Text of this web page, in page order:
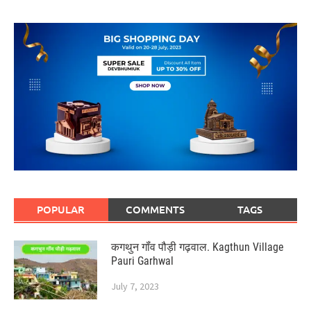
POPULAR COMMENTS TAGS
कगथुन गॉंव पौड़ी गढ़वाल. Kagthun Village
Pauri Garhwal
July 7, 2023